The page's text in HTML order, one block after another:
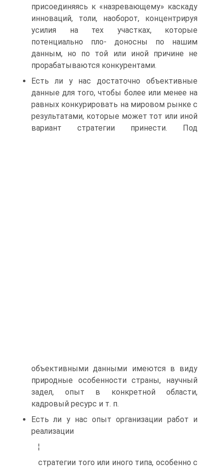
присоединяясь к «назревающему» каскаду
инноваций, толи, наоборот, концентрируя
усилия на тех участках, которые
потенциально пло- доносны по нашим
данным, но по той или иной причине не
прорабатываются конкурентами.
Есть ли у нас достаточно объективные
данные для того, чтобы более или менее на
равных конкурировать на мировом рынке с
результатами, которые может тот или иной
вариант стратегии принести. Под
объективными данными имеются в виду
природные особенности страны, научный
задел, опыт в конкретной области,
кадровый ресурс и т. п.
Есть ли у нас опыт организации работ и
реализации
¦
стратегии того или иного типа, особенно с